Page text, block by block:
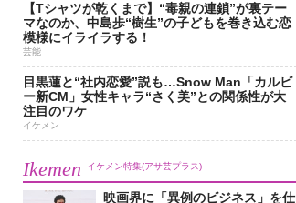
【Tシャツが乾くまで】“毒親の連鎖”が裏テー
マなのか、中島歩“樹生”の子どもを巻き込む恋
模様にイライラする！
芸能
目黒蓮と“社内恋愛”説も…Snow Man「カルビ
ー新CM」女性キャラ“さく美”との関係性が大
注目のワケ
イケメン
Ikemen イケメン特集(アサ芸プラス)
映画界に「異例のビジネス」を仕